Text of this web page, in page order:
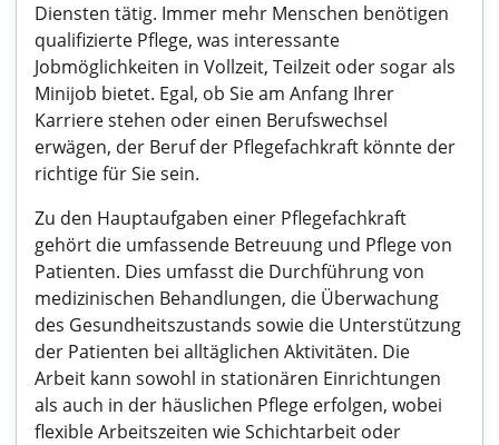
Diensten tätig. Immer mehr Menschen benötigen
qualifizierte Pflege, was interessante
Jobmöglichkeiten in Vollzeit, Teilzeit oder sogar als
Minijob bietet. Egal, ob Sie am Anfang Ihrer
Karriere stehen oder einen Berufswechsel
erwägen, der Beruf der Pflegefachkraft könnte der
richtige für Sie sein.
Zu den Hauptaufgaben einer Pflegefachkraft
gehört die umfassende Betreuung und Pflege von
Patienten. Dies umfasst die Durchführung von
medizinischen Behandlungen, die Überwachung
des Gesundheitszustands sowie die Unterstützung
der Patienten bei alltäglichen Aktivitäten. Die
Arbeit kann sowohl in stationären Einrichtungen
als auch in der häuslichen Pflege erfolgen, wobei
flexible Arbeitszeiten wie Schichtarbeit oder